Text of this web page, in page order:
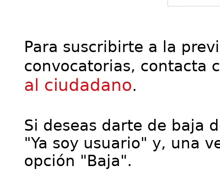
Para suscribirte a la
convocatorias, contacta
al ciudadano.
Si deseas darte de baja
"Ya soy usuario" y, una
opción "Baja".